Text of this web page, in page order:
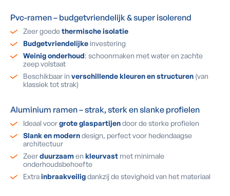
Pvc-ramen – budgetvriendelijk & super isolerend
Zeer goede thermische isolatie
Budgetvriendelijke investering
Weinig onderhoud: schoonmaken met water en zachte
zeep volstaat
Beschikbaar in verschillende kleuren en structuren (van
klassiek tot strak)
Aluminium ramen – strak, sterk en slanke profielen
Ideaal voorgrote glaspartijendoor de sterke profielen
Slank en moderndesign, perfect voor hedendaagse
architectuur
Zeerduurzaam en kleurvast met minimale
onderhoudsbehoefte
Extrainbraakveiligdankzij de stevigheid van het materiaal